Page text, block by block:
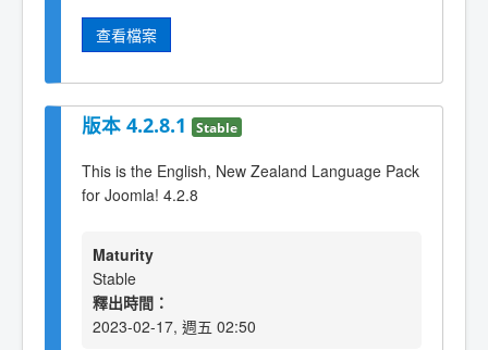
查看檔案
版本 4.2.8.1 Stable
This is the English, New Zealand Language Pack
for Joomla! 4.2.8
Maturity
Stable
釋出時間：
2023-02-17, 週五 02:50